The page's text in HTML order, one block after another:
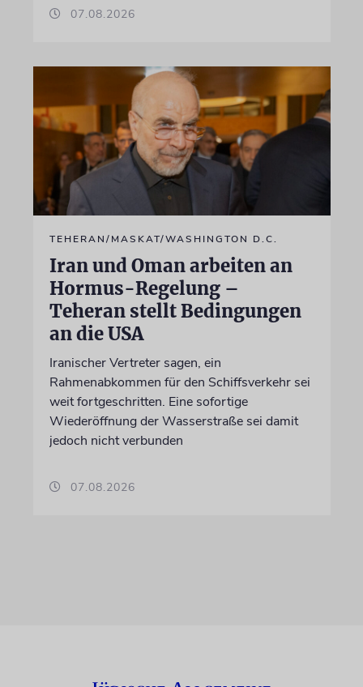
07.08.2026
TEHERAN/MASKAT/WASHINGTON D.C.
Iran und Oman arbeiten an
Hormus-Regelung –
Teheran stellt Bedingungen
an die USA
Iranischer Vertreter sagen, ein
Rahmenabkommen für den Schiffsverkehr sei
weit fortgeschritten. Eine sofortige
Wiederöffnung der Wasserstraße sei damit
jedoch nicht verbunden
07.08.2026